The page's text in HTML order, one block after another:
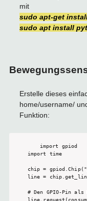
mit
sudo apt-get
sudo apt install
Erstelle dieses
home/username/
Funktion:
import gpiod
import time
chip =
line =
# Den GPIO-Pin als